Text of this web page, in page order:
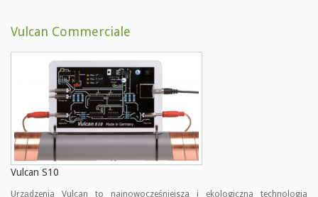
Vulcan Commerciale
Vulcan S10
Urządzenia Vulcan to najnowocześniejsza i ekologiczna technologia